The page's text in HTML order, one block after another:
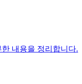
내용을 정리합니다.